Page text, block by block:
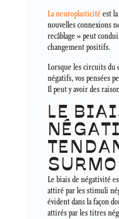
La neuroplasticitéest la
nouvelles connexions
recâblage » peut
changement positifs.
Lorsque les circuits du
négatifs, vos pensées
Il peut y avoir des
LE
Le biais de négativité
attiré par les stimuli
évident dans la façon
attirés par les titres